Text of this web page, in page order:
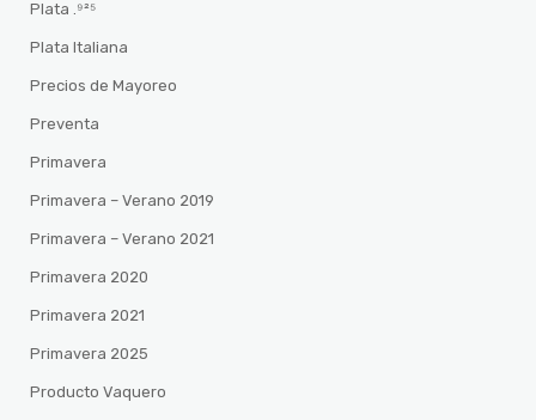
Plata .⁹²⁵
Plata Italiana
Precios de Mayoreo
Preventa
Primavera
Primavera – Verano 2019
Primavera – Verano 2021
Primavera 2020
Primavera 2021
Primavera 2025
Producto Vaquero